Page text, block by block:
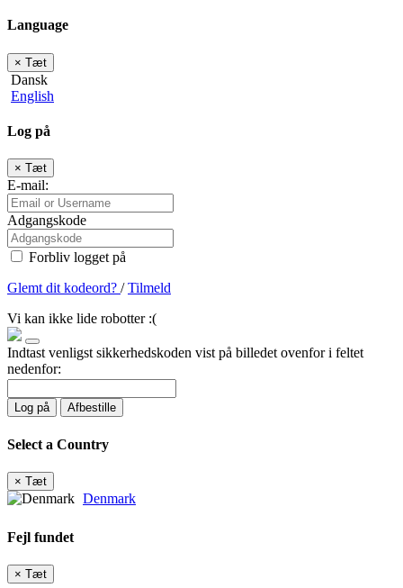
Language
× Tæt
Dansk
English
Log på
× Tæt
E-mail:
Adgangskode
Forbliv logget på
Glemt dit kodeord? /Tilmeld
Vi kan ikke lide robotter :(
Indtast venligst sikkerhedskoden vist på billedet ovenfor i feltet
nedenfor:
Log på Afbestille
Select a Country
× Tæt
Denmark
Fejl fundet
× Tæt